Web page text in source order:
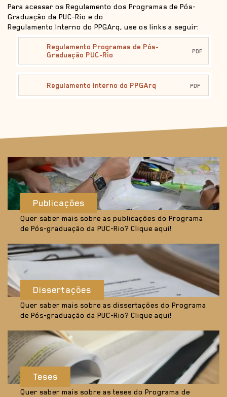
Para acessar os Regulamento dos Programas de Pós-
Graduação da PUC-Rio e do
Regulamento Interno do PPGArq, use os links a seguir:
Regulamento Programas de Pós-
Graduação PUC-Rio
PDF
Regulamento Interno do PPGArq PDF
Publicações
Quer saber mais sobre as publicações do Programa
de Pós-graduação da PUC-Rio? Clique aqui!
Dissertações
Quer saber mais sobre as dissertações do Programa
de Pós-graduação da PUC-Rio? Clique aqui!
Teses
Quer saber mais sobre as teses do Programa de